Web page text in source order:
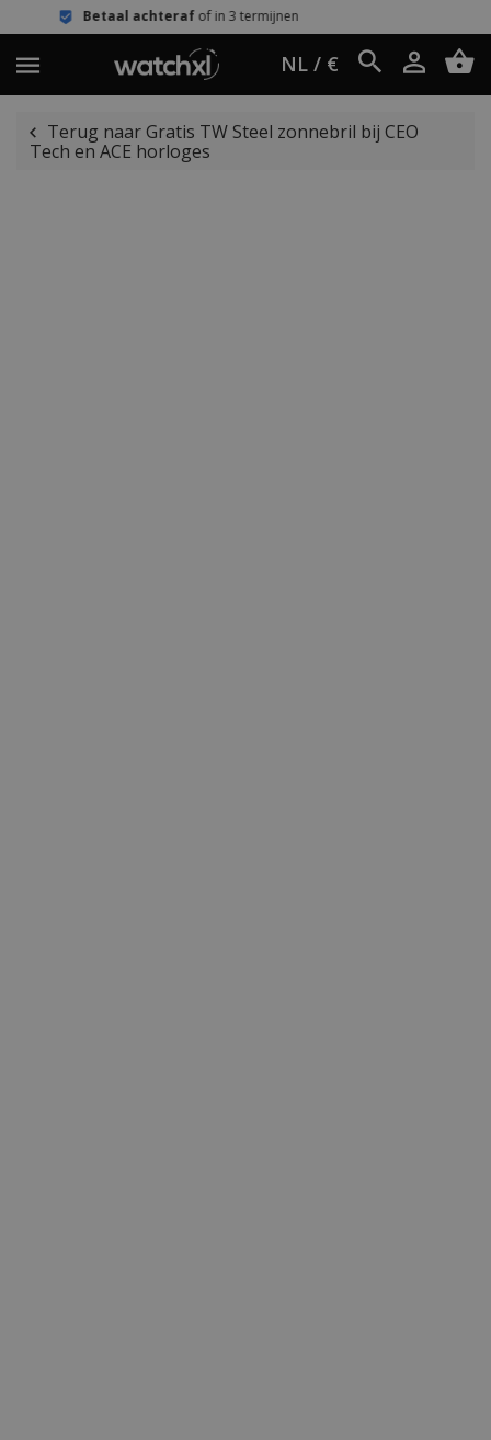
achterafof in 3 termijnen
NL / €
Terug naar Gratis TW Steel zonnebril bij CEO
Tech en ACE horloges